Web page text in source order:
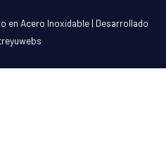
en Acero Inoxidable| Desarrollado